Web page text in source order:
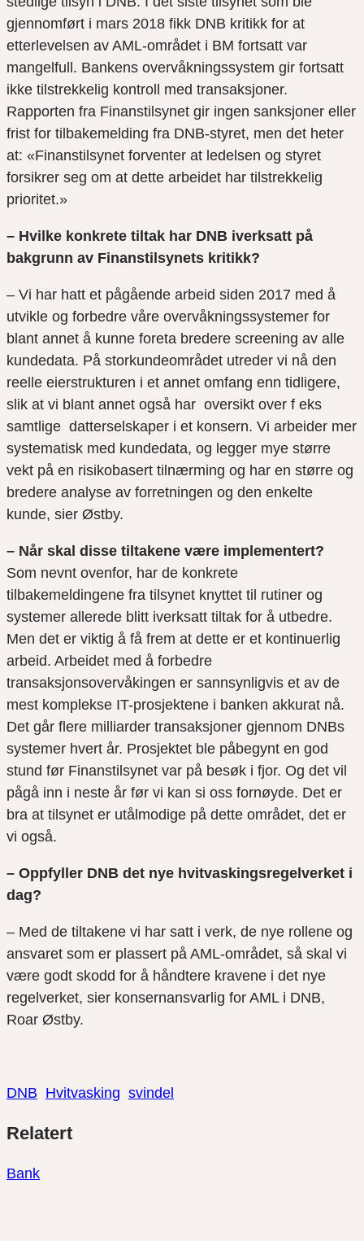
gjennomført i mars 2018 fikk DNB kritikk for at
etterlevelsen av AML-området i BM fortsatt var
mangelfull. Bankens overvåkningssystem gir fortsatt
ikke tilstrekkelig kontroll med transaksjoner.
Rapporten fra Finanstilsynet gir ingen sanksjoner eller
frist for tilbakemelding fra DNB-styret, men det heter
at: «Finanstilsynet forventer at ledelsen og styret
forsikrer seg om at dette arbeidet har tilstrekkelig
prioritet.»
– Hvilke konkrete tiltak har DNB iverksatt på
bakgrunn av Finanstilsynets kritikk?
– Vi har hatt et pågående arbeid siden 2017 med å
utvikle og forbedre våre overvåkningssystemer for
blant annet å kunne foreta bredere screening av alle
kundedata. På storkundeområdet utreder vi nå den
reelle eierstrukturen i et annet omfang enn tidligere,
slik at vi blant annet også har oversikt over f eks
samtlige datterselskaper i et konsern. Vi arbeider mer
systematisk med kundedata, og legger mye større
vekt på en risikobasert tilnærming og har en større og
bredere analyse av forretningen og den enkelte
kunde, sier Østby.
– Når skal disse tiltakene være implementert?
Som nevnt ovenfor, har de konkrete
tilbakemeldingene fra tilsynet knyttet til rutiner og
systemer allerede blitt iverksatt tiltak for å utbedre.
Men det er viktig å få frem at dette er et kontinuerlig
arbeid. Arbeidet med å forbedre
transaksjonsovervåkingen er sannsynligvis et av de
mest komplekse IT-prosjektene i banken akkurat nå.
Det går flere milliarder transaksjoner gjennom DNBs
systemer hvert år. Prosjektet ble påbegynt en god
stund før Finanstilsynet var på besøk i fjor. Og det vil
pågå inn i neste år før vi kan si oss fornøyde. Det er
bra at tilsynet er utålmodige på dette området, det er
vi også.
– Oppfyller DNB det nye hvitvaskingsregelverket i
dag?
– Med de tiltakene vi har satt i verk, de nye rollene og
ansvaret som er plassert på AML-området, så skal vi
være godt skodd for å håndtere kravene i det nye
regelverket, sier konsernansvarlig for AML i DNB,
Roar Østby.
DNB Hvitvasking svindel
link
på
på
Relatert
Bank